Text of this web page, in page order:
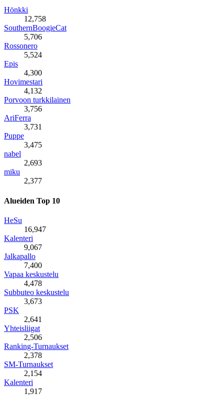
Hönkki
12,758
SouthernBoogieCat
5,706
Rossonero
5,524
Epis
4,300
Hovimestari
4,132
Porvoon turkkilainen
3,756
AriFerra
3,731
Puppe
3,475
nabel
2,693
miku
2,377
Alueiden Top 10
HeSu
16,947
Kalenteri
9,067
Jalkapallo
7,400
Vapaa keskustelu
4,478
Subbuteo keskustelu
3,673
PSK
2,641
Yhteisliigat
2,506
Ranking-Turnaukset
2,378
SM-Turnaukset
2,154
Kalenteri
1,917